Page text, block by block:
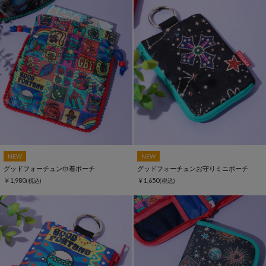
NEW
グッドフォーチュン巾着ポーチ
￥1,980(税込)
NEW
グッドフォーチュンお守りミニポーチ
￥1,650(税込)